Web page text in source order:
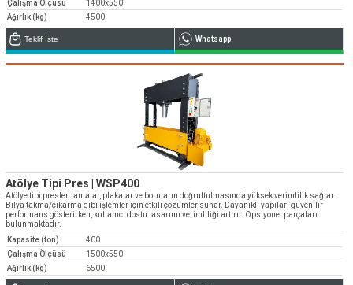
Çalışma Ölçüsü
1400x550
Ağırlık (kg)
4500
Teklif İste Whatsapp
Atölye Tipi Pres | WSP400
Atölye tipi presler, lamalar, plakalar ve boruların doğrultulmasında yüksek verimlilik sağlar.
Bilya takma/çıkarma gibi işlemler için etkili çözümler sunar. Dayanıklı yapıları güvenilir
performans gösterirken, kullanıcı dostu tasarımı verimliliği artırır. Opsiyonel parçaları
bulunmaktadır.
Kapasite (ton)
400
Çalışma Ölçüsü
1500x550
Ağırlık (kg)
6500